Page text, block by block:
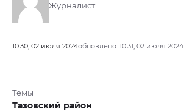
Журналист
10:30, 02 июля 2024обновлено: 10:31, 02 июля 2024
Темы
Тазовский район